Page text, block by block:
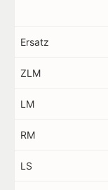
Ersatz
ZLM
LM
RM
LS